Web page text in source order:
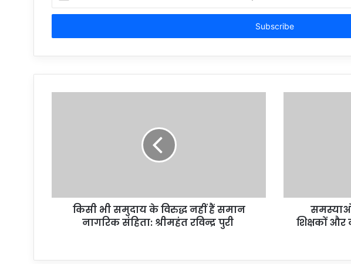
Email
किसी भी समुदाय के विरुद्ध नहीं हैं समान
नागरिक संहिता: श्रीमहंत रविन्द्र पुरी
शिक्षकों और